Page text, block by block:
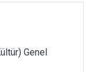
Genel